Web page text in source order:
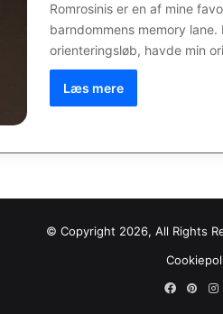
Romrosinis er en af mine
barndommens memory lane.
orienteringsløb, havde min
Læs mere
© Copyright 2026, All Rights